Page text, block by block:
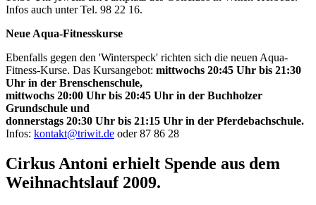
Infos auch unter Tel. 98 22 16.
Neue Aqua-Fitnesskurse
Ebenfalls gegen den 'Winterspeck' richten sich die neuen Aqua-
Fitness-Kurse. Das Kursangebot: mittwochs 20:45 Uhr bis 21:30
Uhr in der Brenschenschule,
mittwochs 20:00 Uhr bis 20:45 Uhr in der Buchholzer
Grundschule und
donnerstags 20:30 Uhr bis 21:15 Uhr in der Pferdebachschule.
Infos: kontakt@triwit.de oder 87 86 28
Cirkus Antoni erhielt Spende aus dem
Weihnachtslauf 2009.